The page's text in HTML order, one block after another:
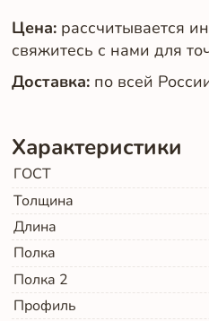
Цена: рассчитывается
свяжитесь с нами для
Доставка: по всей
Характеристики
ГОСТ
Толщина
Длина
Полка
Полка 2
Профиль